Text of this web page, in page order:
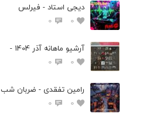
دیجی استاد - فیرلس
0
0
آرشیو ماهانه آذر 1404 -
0
0
رامین تفقدی - ضربان شب
0
0